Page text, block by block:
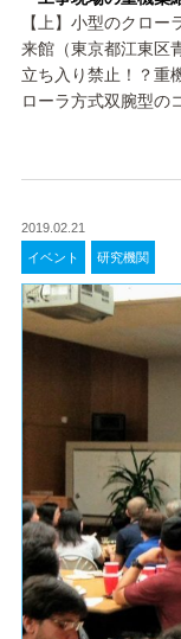
【上】小型のクロ
来館（東京都江東区
立ち入り禁止！？重
ローラ方式双腕型の
2019.02.21
イベント 研究機関